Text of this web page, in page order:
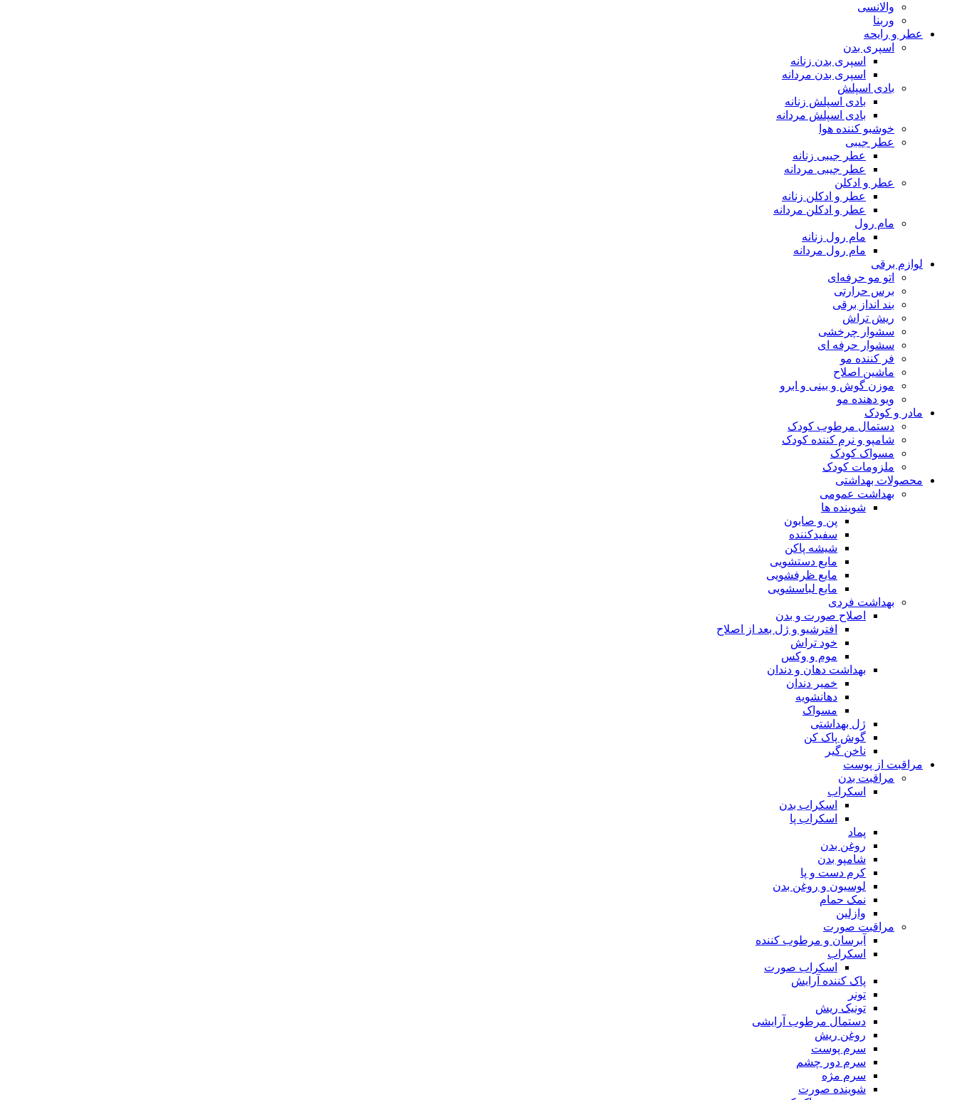
والانسی
وربنا
عطر و رایحه
اسپری بدن
اسپری بدن زنانه
اسپری بدن مردانه
بادی اسپلش
بادی اسپلش زنانه
بادی اسپلش مردانه
خوشبو کننده هوا
عطر جیبی
عطر جیبی زنانه
عطر جیبی مردانه
عطر و ادکلن
عطر و ادکلن زنانه
عطر و ادکلن مردانه
مام رول
مام رول زنانه
مام رول مردانه
لوازم برقی
اتو مو حرفه‌ای
برس حرارتی
بند انداز برقی
ریش تراش
سشوار چرخشی
سشوار حرفه ای
فر کننده‌ مو
ماشین اصلاح
موزن گوش و بینی و ابرو
ویو دهنده مو
مادر و کودک
دستمال مرطوب کودک
شامپو و نرم کننده کودک
مسواک کودک
ملزومات کودک
محصولات بهداشتی
بهداشت عمومی
شوینده ها
پن و صابون
سفیدکننده
شیشه پاکن
مایع دستشویی
مایع ظرفشویی
مایع لباسشویی
بهداشت فردی
اصلاح صورت و بدن
افترشیو و ژل بعد از اصلاح
خود تراش
موم و وکس
بهداشت دهان و دندان
خمیر دندان
دهانشویه
مسواک
ژل بهداشتی
گوش پاک کن
ناخن گیر
مراقبت از پوست
مراقبت بدن
اسکراب
اسکراب بدن
اسکراب پا
پماد
روغن بدن
شامپو بدن
کرم دست و پا
لوسیون و روغن بدن
نمک حمام
وازلین
مراقبت صورت
آبرسان و مرطوب کننده
اسکراب
اسکراب صورت
پاک کننده آرایش
تونر
تونیک ریش
دستمال مرطوب آرایشی
روغن ریش
سرم پوست
سرم دور چشم
سرم مژه
شوینده صورت